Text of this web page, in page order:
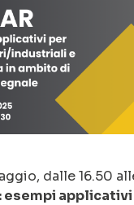
dalle 16.50
esempi